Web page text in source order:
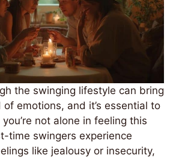
the swinging lifestyle can bring
emotions, and it’s essential to
not alone in feeling this
time swingers experience
like jealousy or insecurity,